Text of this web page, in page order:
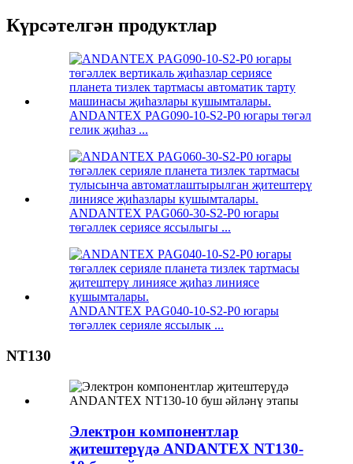
Күрсәтелгән продуктлар
ANDANTEX PAG090-10-S2-P0 югары төгәл
гелик җиһаз ...
ANDANTEX PAG060-30-S2-P0 югары
төгәллек сериясе яссылыгы ...
ANDANTEX PAG040-10-S2-P0 югары
төгәллек серияле яссылык ...
NT130
Электрон компонентлар
җитештерүдә ANDANTEX NT130-